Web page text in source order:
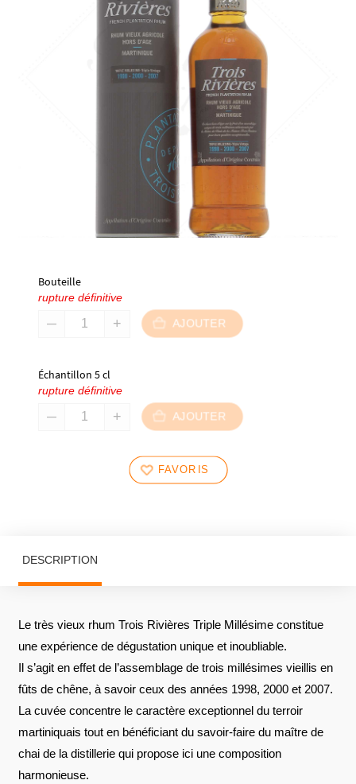
Bouteille
rupture définitive
AJOUTER
Échantillon 5 cl
rupture définitive
AJOUTER
FAVORIS
DESCRIPTION
Le très vieux rhum Trois Rivières Triple Millésime constitue
une expérience de dégustation unique et inoubliable.
Il s’agit en effet de l’assemblage de trois millésimes vieillis en
fûts de chêne, à savoir ceux des années 1998, 2000 et 2007.
La cuvée concentre le caractère exceptionnel du terroir
martiniquais tout en bénéficiant du savoir-faire du maître de
chai de la distillerie qui propose ici une composition
harmonieuse.